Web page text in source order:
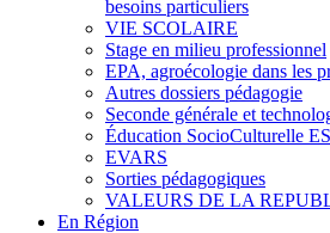
besoins particuliers
VIE SCOLAIRE
Stage en milieu professionnel
EPA, agroécologie dans les
Autres dossiers pédagogie
Seconde générale et
Éducation SocioCulturelle
EVARS
Sorties pédagogiques
VALEURS DE LA
En Région